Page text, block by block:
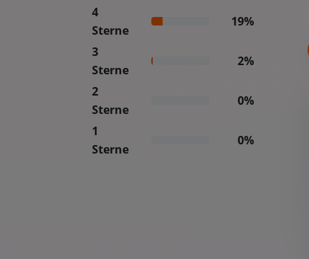
4
Sterne
19%
3
Sterne
2%
2
Sterne
0%
1
Sterne
0%